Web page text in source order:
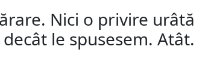
Nici o privire urâtă
le spusesem. Atât.